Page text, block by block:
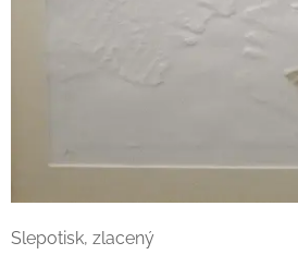
Slepotisk, zlacený